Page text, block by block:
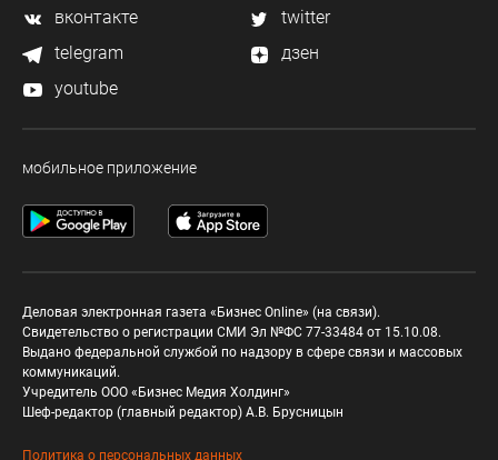
вконтакте
twitter
telegram
дзен
youtube
мобильное приложение
Деловая электронная газета «Бизнес Online» (на связи).
Свидетельство о регистрации СМИ Эл №ФС 77-33484 от 15.10.08.
Выдано федеральной службой по надзору в сфере связи и массовых
коммуникаций.
Учредитель ООО «Бизнес Медия Холдинг»
Шеф-редактор (главный редактор) А.В. Брусницын
Политика о персональных данных